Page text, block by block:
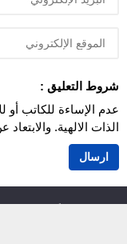
شروط التعليق :
عدم الإساءة للكاتب أو
الذات الالهية.